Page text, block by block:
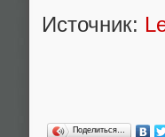
Источник:
Поделиться…